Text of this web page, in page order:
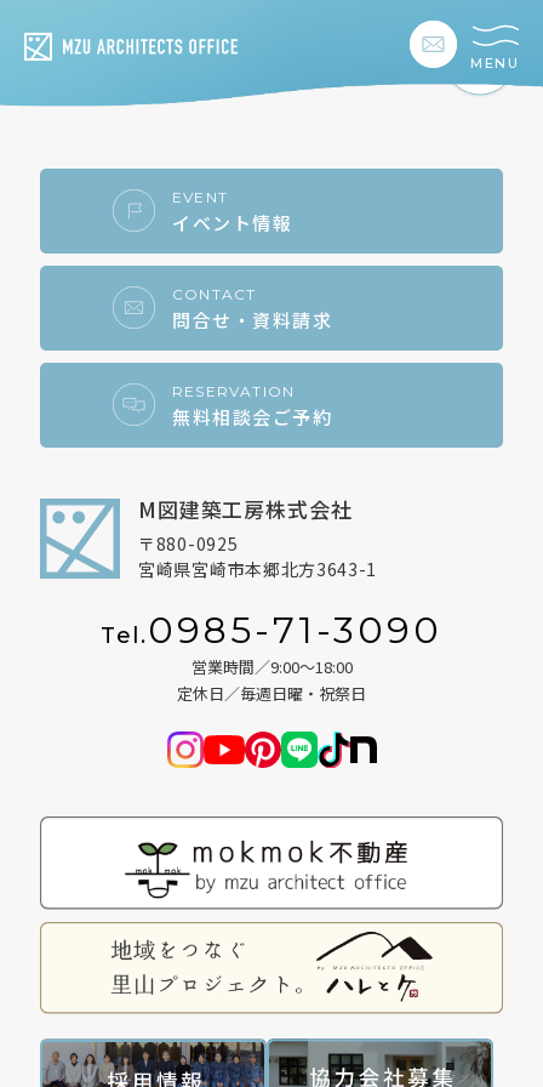
MENU
私たちの事業
私たちの家づくり
建築事例
お客様の暮らし
会社情報
採用情報
BLOG
NEWS
イベント情報
資料請求・お問い合わせ
Tel.0985-71-3090
EVENT
イベント情報
CONTACT
問合せ・資料請求
RESERVATION
無料相談会ご予約
M図建築工房株式会社
〒880-0925
宮崎県宮崎市本郷北方3643-1
Tel.0985-71-3090
営業時間／9:00～18:00
定休日／毎週日曜・祝祭日